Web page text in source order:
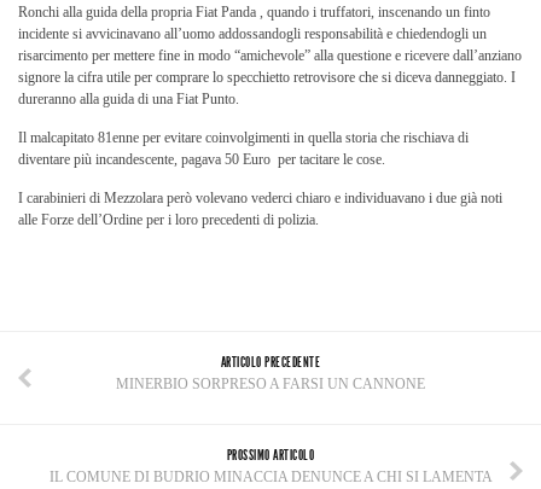
Ronchi alla guida della propria Fiat Panda , quando i truffatori, inscenando un finto
incidente si avvicinavano all’uomo addossandogli responsabilità e chiedendogli un
risarcimento per mettere fine in modo “amichevole” alla questione e ricevere dall’anziano
signore la cifra utile per comprare lo specchietto retrovisore che si diceva danneggiato. I
dureranno alla guida di una Fiat Punto.
Il malcapitato 81enne per evitare coinvolgimenti in quella storia che rischiava di
diventare più incandescente, pagava 50 Euro per tacitare le cose.
I carabinieri di Mezzolara però volevano vederci chiaro e individuavano i due già noti
alle Forze dell’Ordine per i loro precedenti di polizia.
ARTICOLO PRECEDENTE
MINERBIO SORPRESO A FARSI UN CANNONE
PROSSIMO ARTICOLO
IL COMUNE DI BUDRIO MINACCIA DENUNCE A CHI SI LAMENTA